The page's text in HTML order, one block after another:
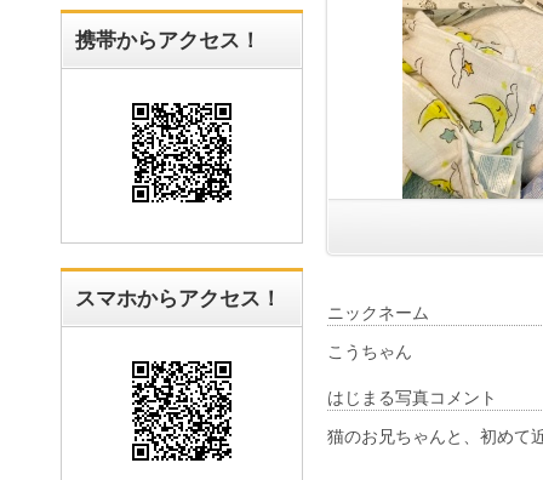
携帯からアクセス！
スマホからアクセス！
ニックネーム
こうちゃん
はじまる写真コメント
猫のお兄ちゃんと、初めて